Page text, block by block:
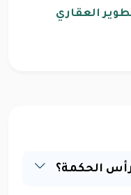
العقاري
الحكمة؟